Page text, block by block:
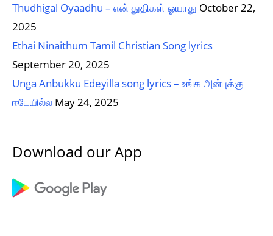
Thudhigal Oyaadhu – என் துதிகள் ஓயாது October 22,
2025
Ethai Ninaithum Tamil Christian Song lyrics
September 20, 2025
Unga Anbukku Edeyilla song lyrics – உங்க அன்புக்கு
ஈடேயில்ல May 24, 2025
Download our App